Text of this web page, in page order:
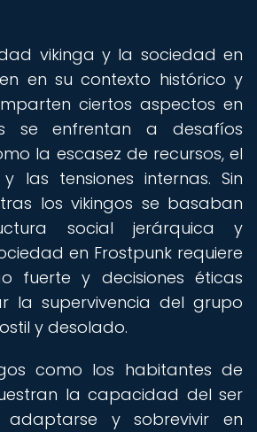
vikinga y la sociedad en
en su contexto histórico y
ciertos aspectos en
se enfrentan a desafíos
la escasez de recursos, el
las tensiones internas. Sin
los vikingos se basaban
social jerárquica y
en Frostpunk requiere
fuerte y decisiones éticas
la supervivencia del grupo
y desolado.
como los habitantes de
la capacidad del ser
y sobrevivir en